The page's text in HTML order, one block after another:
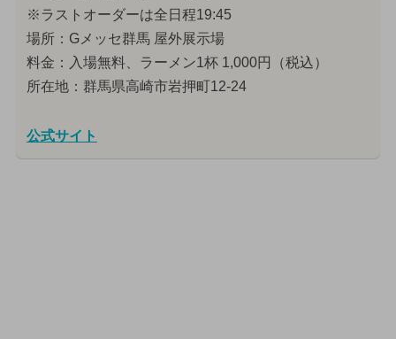
※ラストオーダーは全日程19:45
場所：Gメッセ群馬 屋外展示場
料金：入場無料、ラーメン1杯 1,000円（税込）
所在地：群馬県高崎市岩押町12-24
公式サイト